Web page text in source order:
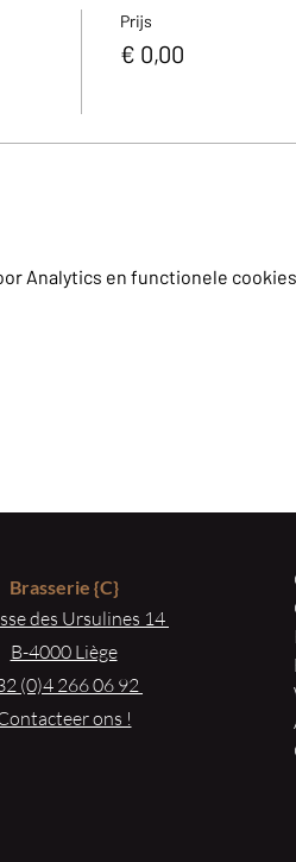
Prijs
€ 0,00
Analytics en functionele
Brasserie{C}
des Ursulines 14
B-4000 Liège
(0)4 266 06 92
ons !